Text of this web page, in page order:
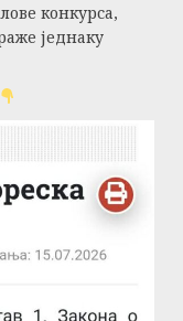
конкурса,
једнаку